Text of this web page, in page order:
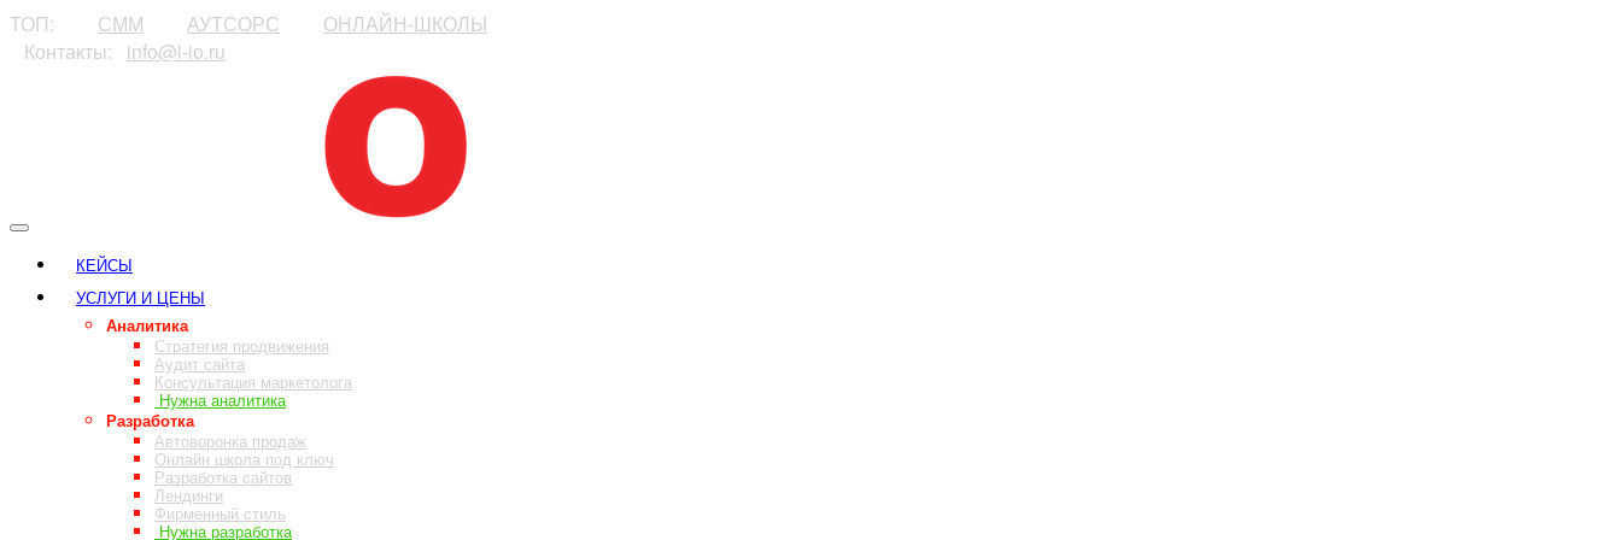
ТОП: СММ АУТСОРС
ОНЛАЙН-ШКОЛЫ
⠀Контакты:⠀ info@l-io.ru
КЕЙСЫ
УСЛУГИ И ЦЕНЫ
Аналитика
Стратегия продвижения
Аудит сайта
Консультация маркетолога
Нужна аналитика
Разработка
Автоворонка продаж
Онлайн школа под ключ
Разработка сайтов
Лендинги
Фирменный стиль
Нужна разработка